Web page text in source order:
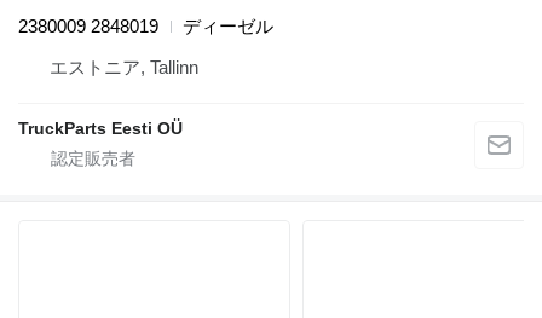
2380009 2848019
ディーゼル
エストニア, Tallinn
TruckParts Eesti OÜ